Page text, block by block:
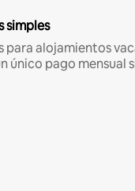
simples
para alojamientos
único pago mensual